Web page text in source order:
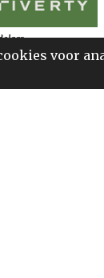
voor